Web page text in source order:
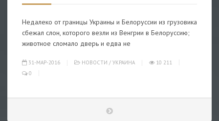
Недалеко от границы Украины и Белоруссии из грузовика
сбежал слон, которого везли из Венгрии в Белоруссию;
животное сломало дверь и едва не
31-МАР-2016 НОВОСТИ / УКРАИНА
10 211
0